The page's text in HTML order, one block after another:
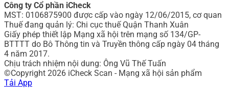
Công ty Cổ phần iCheck
MST: 0106875900 được cấp vào ngày 12/06/2015, cơ quan
Thuế đang quản lý: Chi cục thuế Quận Thanh Xuân
Giấy phép thiết lập Mạng xã hội trên mạng số 134/GP-
BTTTT do Bô Thông tin và Truyền thông cấp ngày 04 tháng
4 năm 2017.
Chịu trách nhiệm nội dung: Ông Vũ Thế Tuấn
©Copyright 2026 iCheck Scan - Mạng xã hội sản phẩm
Tải App